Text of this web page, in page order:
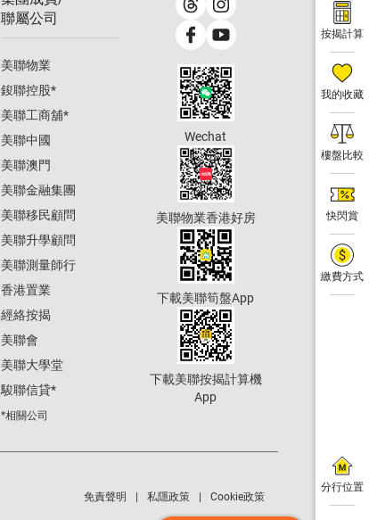
按揭計算
我的收藏
樓盤比較
快閃賞
繳費方式
分行位置
聯屬公司
美聯物業
鋑聯控股*
美聯工商舖*
美聯中國
美聯澳門
美聯金融集團
美聯移民顧問
美聯升學顧問
美聯測量師行
香港置業
經絡按揭
美聯會
美聯大學堂
駿聯信貸*
*相關公司
Wechat
美聯物業香港好房
下載美聯筍盤App
下載美聯按揭計算機
App
免責聲明 私隱政策 Cookie政策